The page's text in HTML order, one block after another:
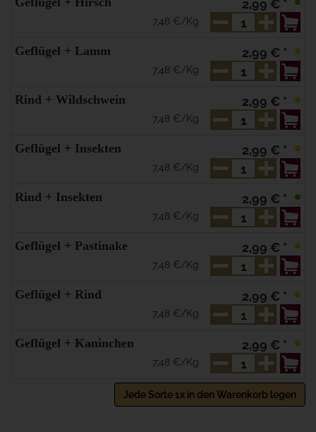
2,99 € *
7,48 €/Kg
Geflügel + Lamm 2,99 € *
7,48 €/Kg
Rind + Wildschwein 2,99 € *
7,48 €/Kg
Geflügel + Insekten 2,99 € *
7,48 €/Kg
Rind + Insekten 2,99 € *
7,48 €/Kg
Geflügel + Pastinake 2,99 € *
7,48 €/Kg
Geflügel + Rind 2,99 € *
7,48 €/Kg
Geflügel + Kaninchen 2,99 € *
7,48 €/Kg
Jede Sorte 1x in den Warenkorb legen